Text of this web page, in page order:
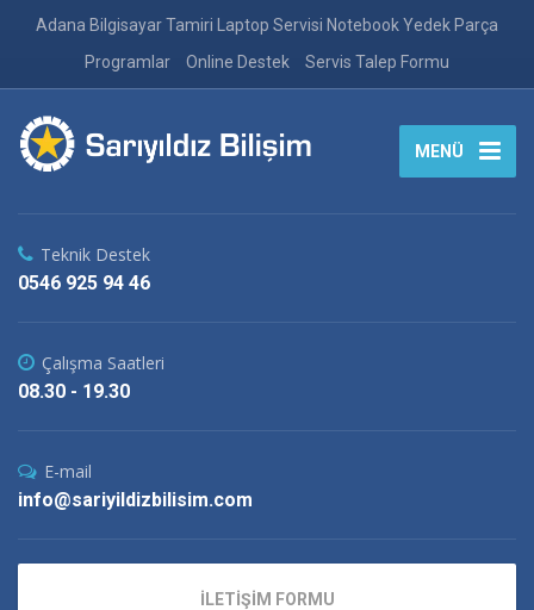
Adana Bilgisayar Tamiri Laptop Servisi Notebook Yedek Parça
Programlar
Online Destek Servis Talep Formu
MENÜ
Teknik Destek
0546 925 94 46
Çalışma Saatleri
08.30 - 19.30
E-mail
info@sariyildizbilisim.com
İLETİŞİM FORMU